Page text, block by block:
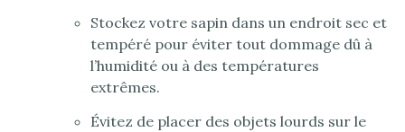
Stockez votre sapin dans un endroit sec et
tempéré pour éviter tout dommage dû à
l’humidité ou à des températures
extrêmes.
Évitez de placer des objets lourds sur le